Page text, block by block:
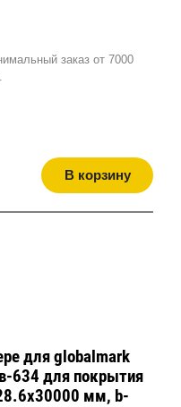
заказ от 7000
В корзину
для globalmark
634 для покрытия
мм, b-